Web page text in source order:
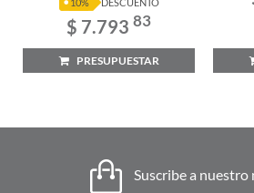
$ 7.793 83
PRESUPUESTAR
Suscribe a